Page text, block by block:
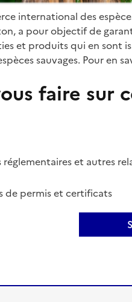
international des
a pour objectif de
et produits qui en sont
sauvages. Pour en
faire sur
et autres
de permis et certificats